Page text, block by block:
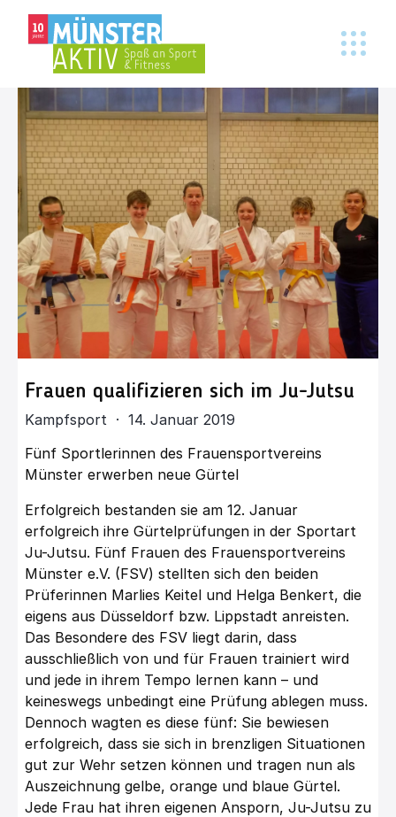
Frauen qualifizieren sich im Ju-Jutsu
Kampfsport · 14. Januar 2019
Fünf Sportlerinnen des Frauensportvereins
Münster erwerben neue Gürtel
Erfolgreich bestanden sie am 12. Januar
erfolgreich ihre Gürtelprüfungen in der Sportart
Ju-Jutsu. Fünf Frauen des Frauensportvereins
Münster e.V. (FSV) stellten sich den beiden
Prüferinnen Marlies Keitel und Helga Benkert, die
eigens aus Düsseldorf bzw. Lippstadt anreisten.
Das Besondere des FSV liegt darin, dass
ausschließlich von und für Frauen trainiert wird
und jede in ihrem Tempo lernen kann – und
keineswegs unbedingt eine Prüfung ablegen muss.
Dennoch wagten es diese fünf: Sie bewiesen
erfolgreich, dass sie sich in brenzligen Situationen
gut zur Wehr setzen können und tragen nun als
Auszeichnung gelbe, orange und blaue Gürtel.
Jede Frau hat ihren eigenen Ansporn, Ju-Jutsu zu